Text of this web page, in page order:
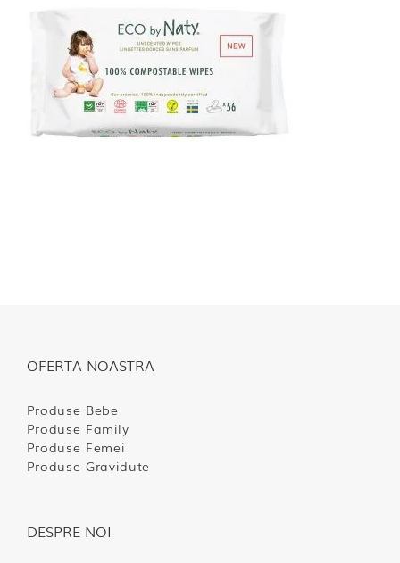
OFERTA NOASTRA
Produse Bebe
Produse Family
Produse Femei
Produse Gravidute
DESPRE NOI